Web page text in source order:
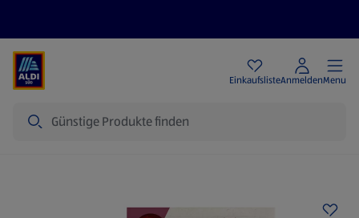
EinkaufslisteAnmeldenMenu